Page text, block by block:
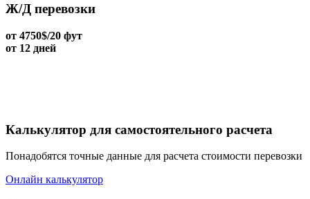
Ж/Д перевозки
от 4750$/20 фут
от 12 дней
Калькулятор для самостоятельного расчета
Понадобятся точные данные для расчета стоимости перевозки
Онлайн калькулятор